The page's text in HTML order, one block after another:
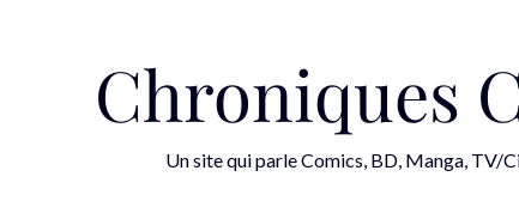
Chroniques
Un site qui parle Comics, BD, Manga, TV/